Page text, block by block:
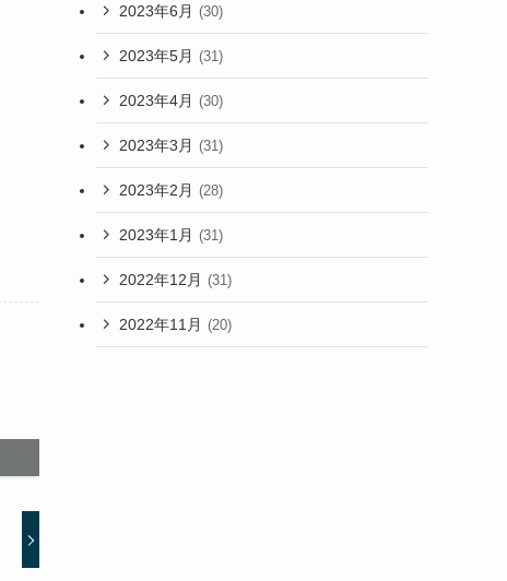
2023年6月 (30)
2023年5月 (31)
2023年4月 (30)
2023年3月 (31)
2023年2月 (28)
2023年1月 (31)
2022年12月 (31)
2022年11月 (20)